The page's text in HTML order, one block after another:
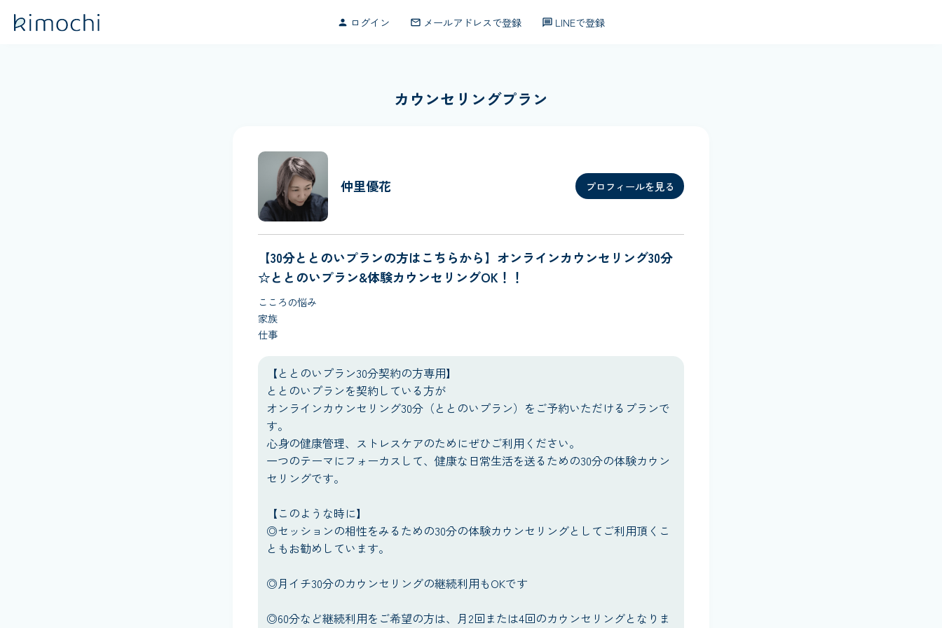
person ログイン mail_outline メールアドレスで登録 message LINEで登録
カウンセリングプラン
仲里優花 プロフィールを見る
【30分ととのいプランの方はこちらから】オンラインカウンセリング30分
☆ととのいプラン&体験カウンセリングOK！！
こころの悩み
家族
仕事
【ととのいプラン30分契約の方専用】
ととのいプランを契約している方が
オンラインカウンセリング30分（ととのいプラン）をご予約いただけるプランで
す。
心身の健康管理、ストレスケアのためにぜひご利用ください。
一つのテーマにフォーカスして、健康な日常生活を送るための30分の体験カウン
セリングです。
【このような時に】
◎セッションの相性をみるための30分の体験カウンセリングとしてご利用頂くこ
ともお勧めしています。
◎月イチ30分のカウンセリングの継続利用もOKです
◎60分など継続利用をご希望の方は、月2回または4回のカウンセリングとなりま